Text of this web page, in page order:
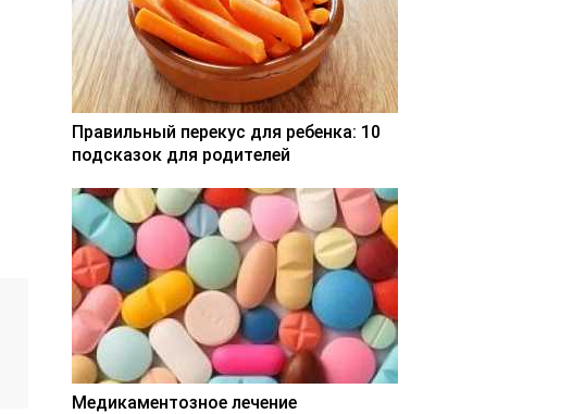
Правильный перекус для ребенка: 10
подсказок для родителей
Медикаментозное лечение